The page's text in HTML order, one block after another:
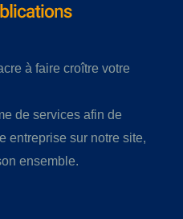
à faire croître votre
de services afin de
entreprise sur notre site,
ensemble.